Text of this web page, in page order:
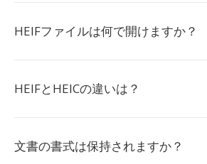
HEIFファイルは何で開けますか？
HEIFとHEICの違いは？
文書の書式は保持されますか？